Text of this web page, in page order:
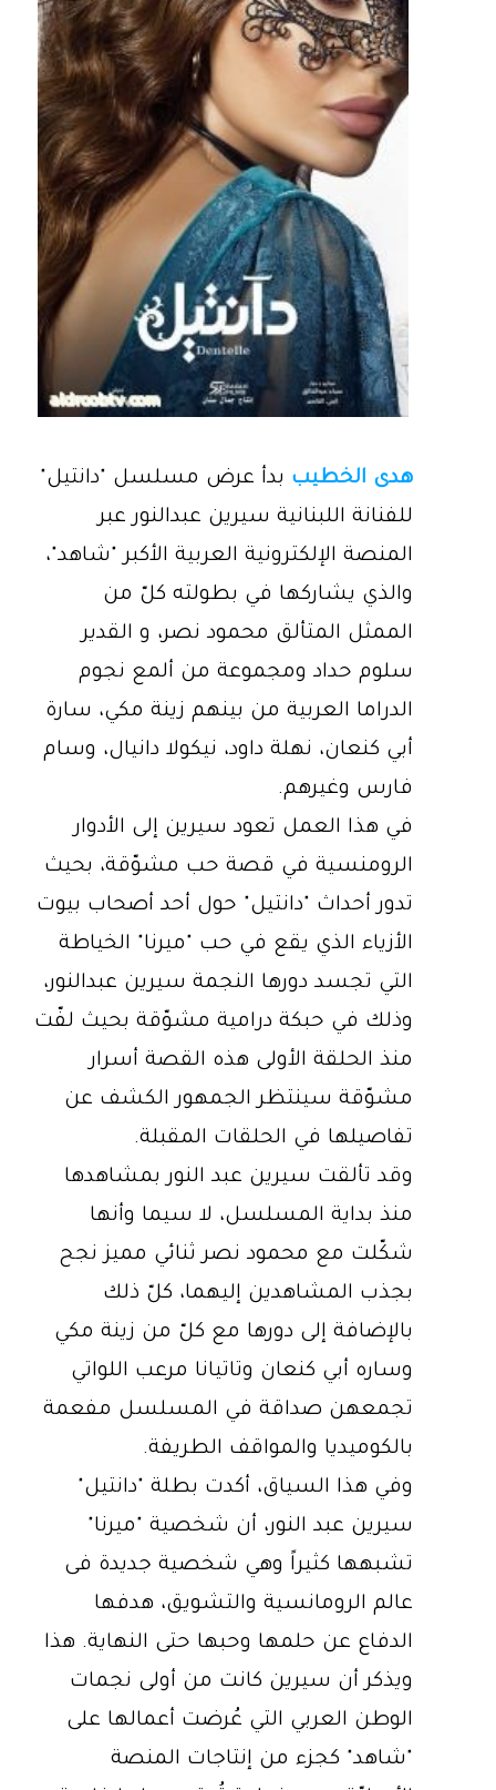
هدى الخطيب بدأ عرض مسلسل "دانتيل"
للفنانة اللبنانية سيرين عبدالنور عبر
المنصة الإلكترونية العربية الأكبر "شاهد"،
والذي يشاركها في بطولته كلّ من
الممثل المتألق محمود نصر، و القدير
سلوم حداد ومجموعة من ألمع نجوم
الدراما العربية من بينهم زينة مكي، سارة
أبي كنعان، نهلة داود، نيكولا دانيال، وسام
فارس وغيرهم.
في هذا العمل تعود سيرين إلى الأدوار
الرومنسية في قصة حب مشوّقة، بحيث
تدور أحداث "دانتيل" حول أحد أصحاب بيوت
الأزياء الذي يقع في حب "ميرنا" الخياطة
التي تجسد دورها النجمة سيرين عبدالنور،
وذلك في حبكة درامية مشوّقة بحيث لفّت
منذ الحلقة الأولى هذه القصة أسرار
مشوّقة سينتظر الجمهور الكشف عن
تفاصيلها في الحلقات المقبلة.
وقد تألقت سيرين عبد النور بمشاهدها
منذ بداية المسلسل، لا سيما وأنها
شكّلت مع محمود نصر ثنائي مميز نجح
بجذب المشاهدين إليهما، كلّ ذلك
بالإضافة إلى دورها مع كلّ من زينة مكي
وساره أبي كنعان وتاتيانا مرعب اللواتي
تجمعهن صداقة في المسلسل مفعمة
بالكوميديا والمواقف الطريفة.
وفي هذا السياق، أكدت بطلة "دانتيل"
سيرين عبد النور، أن شخصية "ميرنا"
تشبهها كثيراً وهي شخصية جديدة فى
عالم الرومانسية والتشويق، هدفها
الدفاع عن حلمها وحبها حتى النهاية. هذا
ويذكر أن سيرين كانت من أولى نجمات
الوطن العربي التي عُرضت أعمالها على
"شاهد" كجزء من إنتاجات المنصة